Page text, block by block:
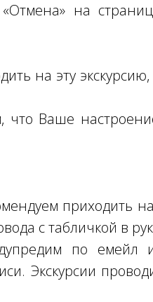
на
на эту
что Ваше
приходить
с табличкой в
по емейл
Экскурсии